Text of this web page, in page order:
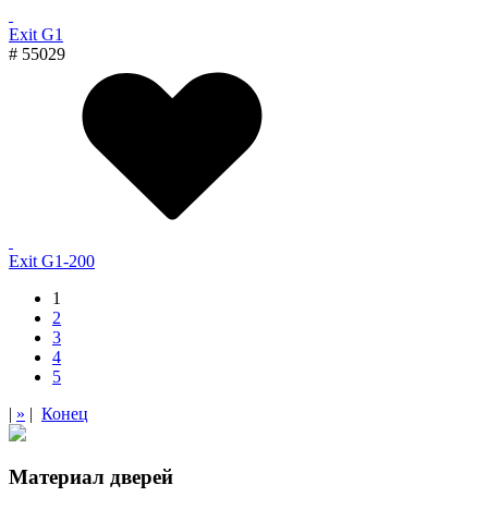
Exit G1
# 55029
Exit G1-200
1
2
3
4
5
| » | Конец
Материал дверей